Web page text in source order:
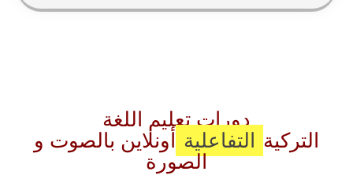
دورات تعليم اللغة
التركية التفاعلية أونلاين بالصوت و
الصورة